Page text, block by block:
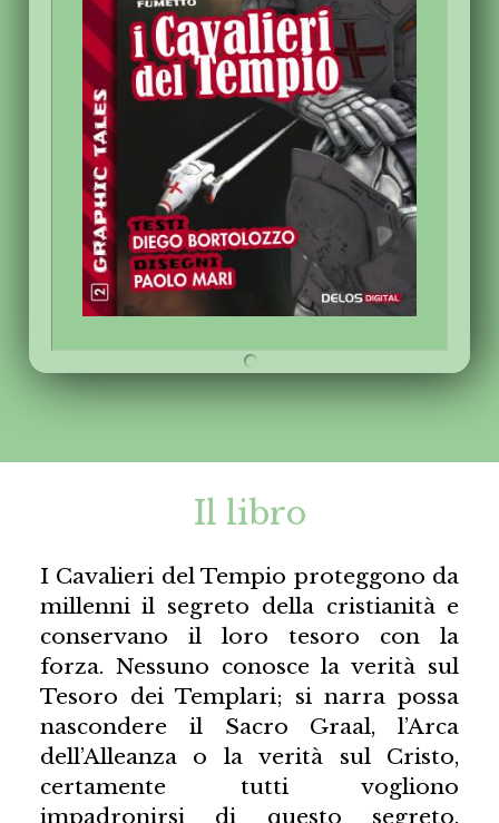
Il libro
I Cavalieri del Tempio proteggono da
millenni il segreto della cristianità e
conservano il loro tesoro con la
forza. Nessuno conosce la verità sul
Tesoro dei Templari; si narra possa
nascondere il Sacro Graal, l’Arca
dell’Alleanza o la verità sul Cristo,
certamente tutti vogliono
impadronirsi di questo segreto.